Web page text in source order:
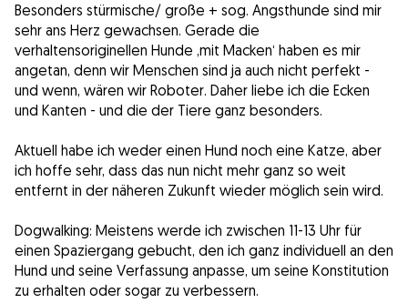
Besonders stürmische/ große + sog. Angsthunde sind mir
sehr ans Herz gewachsen. Gerade die
verhaltensoriginellen Hunde ‚mit Macken‘ haben es mir
angetan, denn wir Menschen sind ja auch nicht perfekt -
und wenn, wären wir Roboter. Daher liebe ich die Ecken
und Kanten - und die der Tiere ganz besonders.
Aktuell habe ich weder einen Hund noch eine Katze, aber
ich hoffe sehr, dass das nun nicht mehr ganz so weit
entfernt in der näheren Zukunft wieder möglich sein wird.
Dogwalking: Meistens werde ich zwischen 11-13 Uhr für
einen Spaziergang gebucht, den ich ganz individuell an den
Hund und seine Verfassung anpasse, um seine Konstitution
zu erhalten oder sogar zu verbessern.